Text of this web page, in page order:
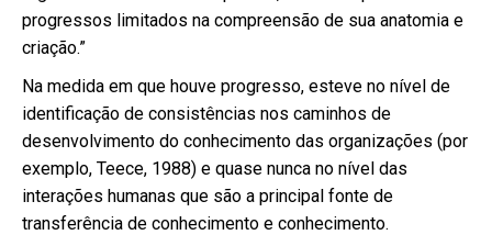
progressos limitados na compreensão de sua anatomia e
criação.”
Na medida em que houve progresso, esteve no nível de
identificação de consistências nos caminhos de
desenvolvimento do conhecimento das organizações (por
exemplo, Teece, 1988) e quase nunca no nível das
interações humanas que são a principal fonte de
transferência de conhecimento e conhecimento.